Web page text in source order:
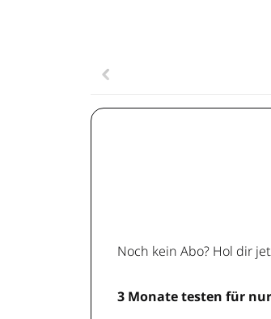
Noch kein Abo? Hol dir
3 Monate testen für nur